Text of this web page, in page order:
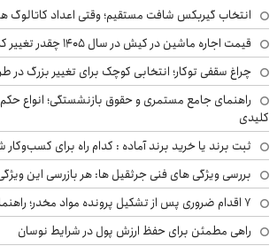
انتخاب گیربکس شافت مستقیم؛ وقتی اعداد کاتالوگ
قیمت اجاره ماشین در کیش در سال ۱۴۰۵ چقدر تغییر کرده است؟
چراغ سقفی توکار؛ انتخابی کوچک برای تغییر بزرگ در
راهنمای جامع مستمری و حقوق بازنشستگی؛ انواع
کلیدی
ثبت برند یا خرید برند آماده : کدام راه برای
بررسی ویژگی های فنی جرثقیل ها: هر بازرسی این
۷ اقدام ضروری پس از تشکیل پرونده مواد مخدر؛ راهنمای خانواده‌ها
راهی مطمئن برای حفظ ارزش پول در شرایط نوسان